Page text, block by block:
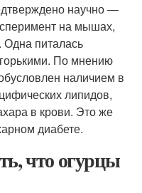
научно —
на мышах,
Одна питалась
По мнению
наличием в
липидов,
в крови. Это же
диабете.
что огурцы